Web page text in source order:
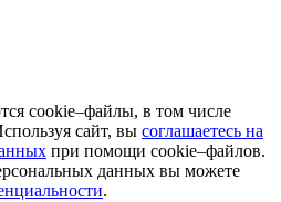
cookie–файлы, в том числе
сайт, вы соглашаетесь на
при помощи cookie–файлов.
данных вы можете
.